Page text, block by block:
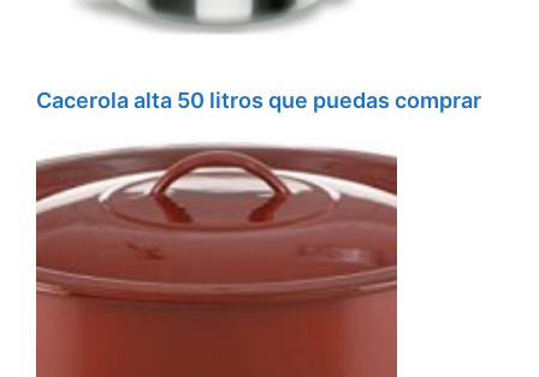
Cacerola alta 50 litros que puedas comprar